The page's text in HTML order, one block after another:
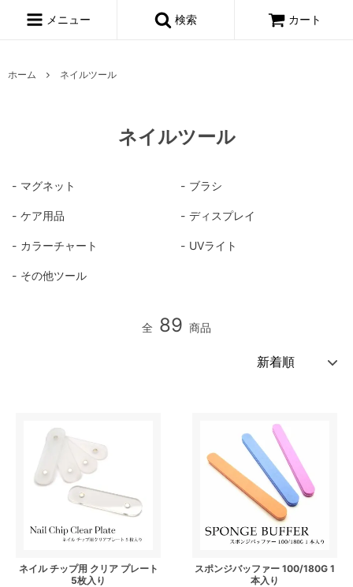
メニュー 検索 カート
ホーム ネイルツール
ネイルツール
マグネット ブラシ
ケア用品 ディスプレイ
カラーチャート UVライト
その他ツール
全 89 商品
ネイル チップ用 クリア プレート
5枚入り
スポンジバッファー 100/180G 1
本入り